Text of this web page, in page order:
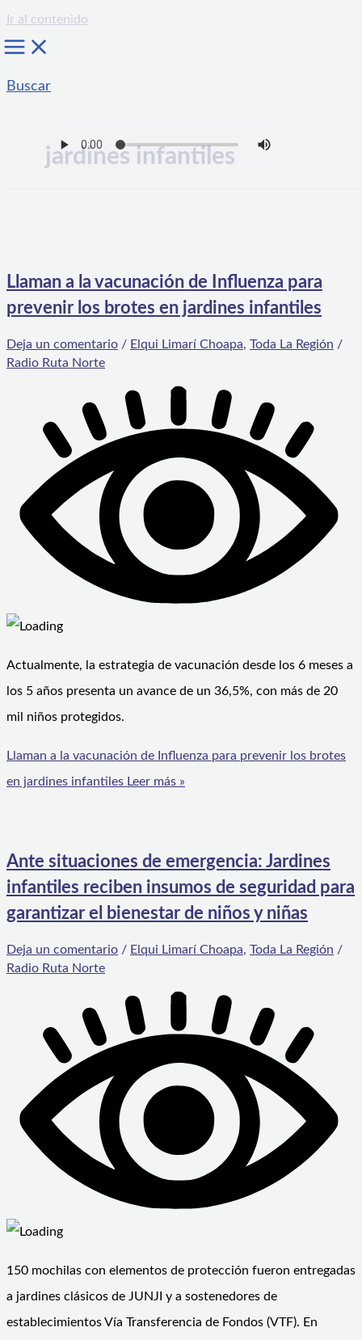
Ir al contenido
Buscar
jardines infantiles
Llaman a la vacunación de Influenza para
prevenir los brotes en jardines infantiles
Deja un comentario / Elqui Limarí Choapa, Toda La Región /
Radio Ruta Norte
Actualmente, la estrategia de vacunación desde los 6 meses a
los 5 años presenta un avance de un 36,5%, con más de 20
mil niños protegidos.
Llaman a la vacunación de Influenza para prevenir los brotes
en jardines infantiles Leer más »
Ante situaciones de emergencia: Jardines
infantiles reciben insumos de seguridad para
garantizar el bienestar de niños y niñas
Deja un comentario / Elqui Limarí Choapa, Toda La Región /
Radio Ruta Norte
150 mochilas con elementos de protección fueron entregadas
a jardines clásicos de JUNJI y a sostenedores de
establecimientos Vía Transferencia de Fondos (VTF). En